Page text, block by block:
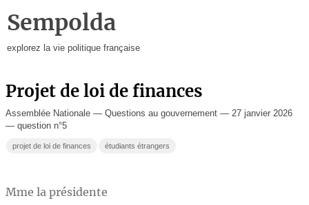
Sempolda
explorez la vie politique française
Projet de loi de finances
Assemblée Nationale — Questions au gouvernement — 27 janvier 2026
— question n°5
projet de loi de finances étudiants étrangers
Mme la présidente